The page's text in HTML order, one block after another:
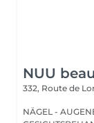
NUU
332, Route de
NÄGEL -